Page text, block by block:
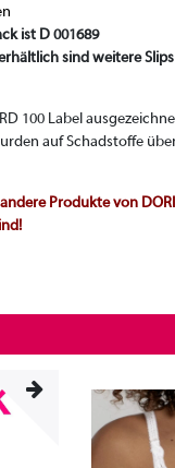
ist D 001689
sind weitere
100 Label
auf Schadstoffe
Produkte von